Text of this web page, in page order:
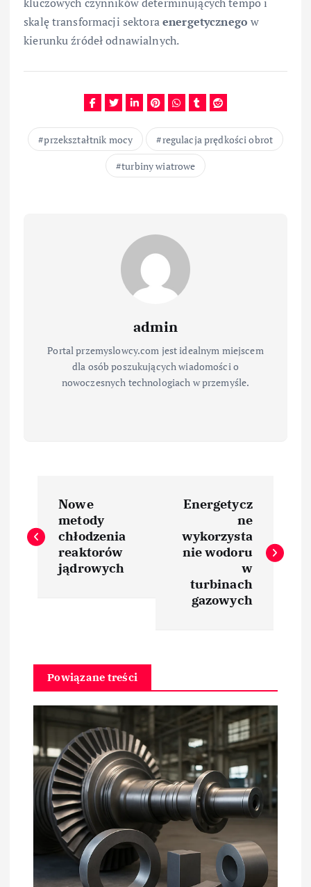
skalę transformacji sektoraenergetycznego w
kierunku źródeł odnawialnych.
przekształtnik mocy
regulacja prędkości obrot
turbiny wiatrowe
admin
Portal przemyslowcy.com jest idealnym miejscem
dla osób poszukujących wiadomości o
nowoczesnych technologiach w przemyśle.
a
a
c
a
w
Nowe
metody
chłodzenia
reaktorów
jądrowych
Energetycz
ne
wykorzysta
nie wodoru
w
turbinach
gazowych
Powiązane treści